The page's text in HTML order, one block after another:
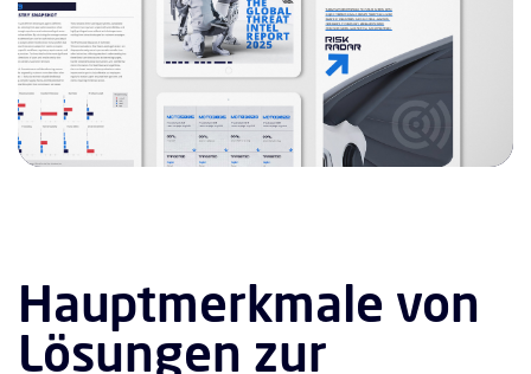
Hauptmerkmale von
Lösungen zur